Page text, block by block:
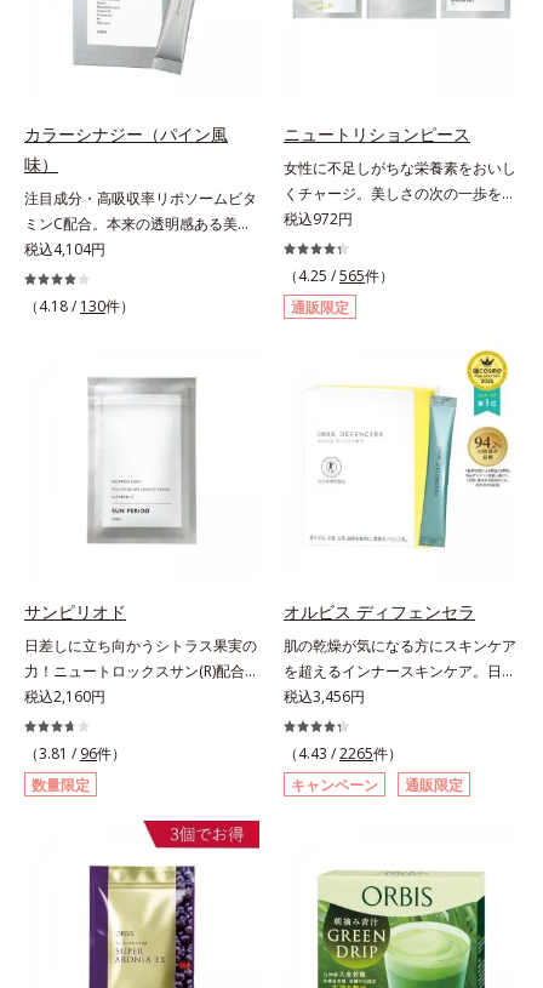
商標です。
すこやかな毎日を応援します。
カラーシナジー（パイン風
味）
注目成分・高吸収率リポソームビタ
ミンC配合。本来の透明感ある美し
さを目指す美容サプリメント。みん
なが目指す美しさのゴールは、透明
感でした。注目成分リポソームビタ
しい効果を持つビタミンCには、口
から摂取しても吸収されにくく、多
るべく、独自技術によるオルビスの
リポソームビタミンCは高吸収率。
カラダと同じ成分でできたリポソー
従来のビタミンCに比べて吸収率が
差で届けるタイムデリバー設計をプ
ラスすることで体内に長く留め、最
大限アプローチしていきます。甘酸
っぱいパイン風味が口の中に爽やか
に広がる顆粒タイプ。水なしでもサ
ッと摂れます。
税込4,104円
（4.18 / 130件）
ニュートリションピース
女性に不足しがちな栄養素をおいし
くチャージ。美しさの次の一歩を引
き出すタブレット。現代女性に不足
しがちな栄養素に着目。ぽいっとひ
と口補いやすい６種類の「キレイの
素」、タブレットタイプのサプリメ
ントシリーズです。女性の不足栄養
素No.1 鉄分に葉酸をプラス、印象
づける晴れやかな表情を目指す「鉄
＆葉酸」、独自加工のビタミンCで
キレイと健康をサポートする「ビタ
ミンC＆ビタミンB2」、スムーズな
リズムづくりで快調を目指す「オリ
ゴ糖＆酵素」、いつだってイキイ
キ、あなたらしい表情をサポートす
る「ビタミンB群＆アミノ酸」、ス
クリアな1日のスタートに「ビタミ
ンA＆ルテイン」、紫外線を気にか
ける女性こそ不足しやすい栄養素を
チャージして、安定した美しさをサ
ポートする「カルシウム＆ビタミン
D」の全６種類。体の中からキレイ
の土台を整え、美しさの次の一歩を
引き出します。水なしでOK、持ち
感覚でおいしく楽しく続けられま
税込972円
（4.25 /565件）
通販限定
サンピリオド
日差しに立ち向かうシトラス果実の
力！ニュートロックスサン(R)配合の
インナーケア(*)。果実の力で日差し
に立ち向かうインナーケア(*)です。
強い紫外線が降り注ぐ南スペイン産
のシトラスとローズマリーから抽出
した話題の成分、「ニュートロック
スサン(R)」を配合。10年以上の研
究を重ねており、多くの国で実績の
ある夏のケア成分です。さらに夏の
ケアで有名なPLエキスと、欠かせな
い美容成分ビタミンCもプラス。独
自の製法でサポートします。飲むだ
けのケアなので、夏対策にありがち
税込2,160円
（3.81 / 96件）
数量限定
オルビス ディフェンセラ
肌の乾燥が気になる方にスキンケア
を超えるインナースキンケア。日本
初(*1)“肌にもトクホ(*2)”！肌の乾燥
が気になる方に。高純度に精製した
米胚芽由来のグルコシルセラミドを
配合。「肌の水分を逃しにくくする
ため、肌の乾燥が気になる方に適し
アです。“飲むスキンケア”だから、
顔だけでなく、背中や足など、スキ
ンケア機能は全身にも。なかなか手
が回らない、ボディの乾燥対策にも
おすすめです。ゆずの爽やかな香り
税込3,456円
（4.43 /2265件）
キャンペーン
通販限定